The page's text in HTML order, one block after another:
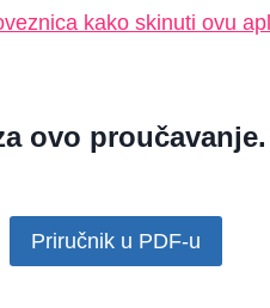
kako skinuti ovu
ovo
Priručnik u PDF-u